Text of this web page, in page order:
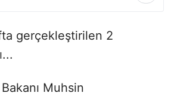
gerçekleştirilen 2
Muhsin